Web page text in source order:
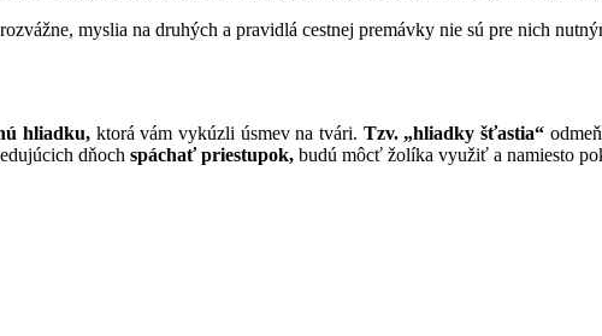
myslia na druhých a pravidlá cestnej premávky nie sú pre nich
hliadku, ktorá vám vykúzli úsmev na tvári. Tzv. „hliadky šťastia“
dňoch spáchať priestupok, budú môcť žolíka využiť a namiesto